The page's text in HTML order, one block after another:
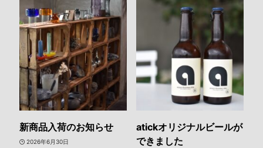
新商品入荷のお知らせ
2026年6月30日
atickオリジナルビールが
できました